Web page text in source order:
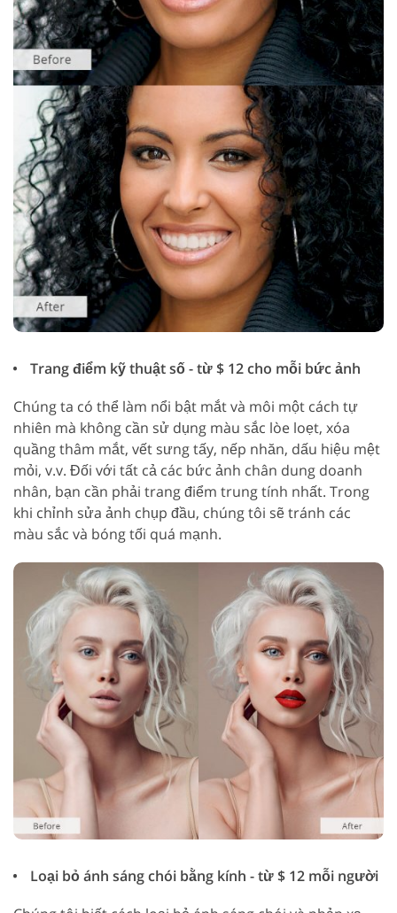
Trang điểm kỹ thuật số - từ $ 12 cho mỗi bức ảnh
Chúng ta có thể làm nổi bật mắt và môi một cách tự
nhiên mà không cần sử dụng màu sắc lòe loẹt, xóa
quầng thâm mắt, vết sưng tấy, nếp nhăn, dấu hiệu mệt
mỏi, v.v. Đối với tất cả các bức ảnh chân dung doanh
nhân, bạn cần phải trang điểm trung tính nhất. Trong
khi chỉnh sửa ảnh chụp đầu, chúng tôi sẽ tránh các
màu sắc và bóng tối quá mạnh.
Loại bỏ ánh sáng chói bằng kính - từ $ 12 mỗi người